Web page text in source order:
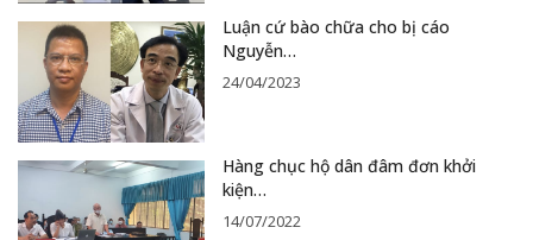
Luận cứ bào chữa cho bị cáo
Nguyễn…
24/04/2023
Hàng chục hộ dân đâm đơn khởi
kiện…
14/07/2022